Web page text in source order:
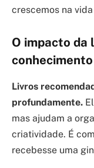
crescemos na
O impacto da
conhecimento
Livros
profundamente.
mas ajudam a
criatividade. É
recebesse uma